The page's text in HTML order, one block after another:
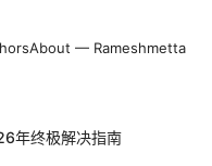
About — Rameshmetta
年终极解决指南